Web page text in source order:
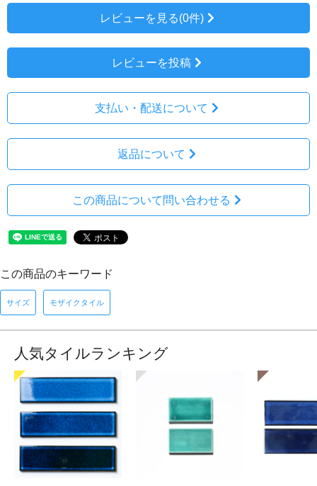
レビューを見る(0件)
レビューを投稿
支払い・配送について
返品について
この商品について問い合わせる
この商品のキーワード
サイズ モザイクタイル
人気タイルランキング